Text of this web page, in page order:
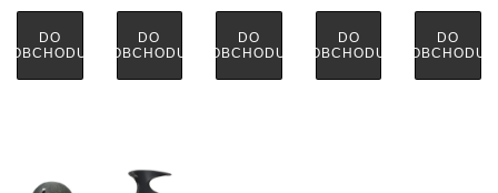
DO
OBCHODU
DO
OBCHODU
DO
OBCHODU
DO
OBCHODU
DO
OBCHODU